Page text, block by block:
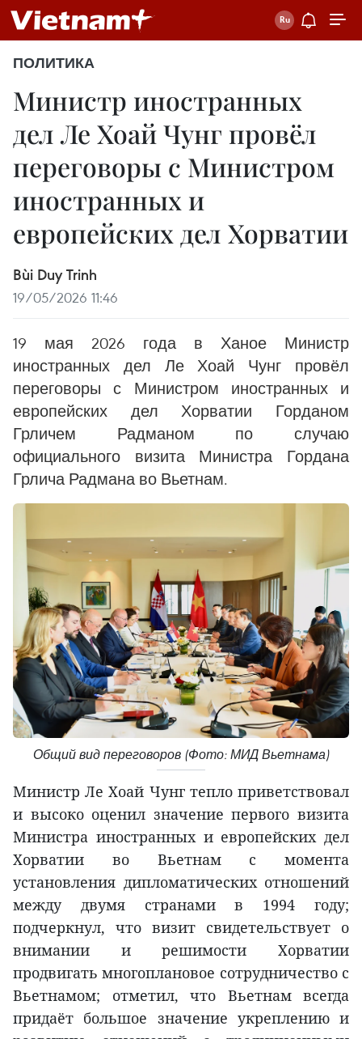
ПОЛИТИКА
Министр иностранных
дел Ле Хоай Чунг провёл
переговоры с Министром
иностранных и
европейских дел Хорватии
Bùi Duy Trinh
19/05/2026 11:46
19 мая 2026 года в Ханое Министр
иностранных дел Ле Хоай Чунг провёл
переговоры с Министром иностранных и
европейских дел Хорватии Горданом
Грличем Радманом по случаю
официального визита Министра Гордана
Грлича Радмана во Вьетнам.
Общий вид переговоров (Фото: МИД Вьетнама)
Министр Ле Хоай Чунг тепло приветствовал
и высоко оценил значение первого визита
Министра иностранных и европейских дел
Хорватии во Вьетнам с момента
установления дипломатических отношений
между двумя странами в 1994 году;
подчеркнул, что визит свидетельствует о
внимании и решимости Хорватии
продвигать многоплановое сотрудничество с
Вьетнамом; отметил, что Вьетнам всегда
придаёт большое значение укреплению и